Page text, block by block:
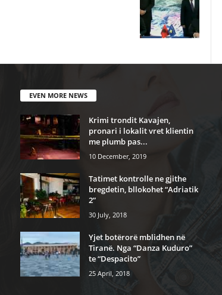
EVEN MORE NEWS
Krimi trondit Kavajen,
pronari i lokalit vret klientin
me plumb pas...
10 December, 2019
Tatimet kontrolle ne gjithe
bregdetin, bllokohet “Adriatik
2”
30 July, 2018
Yjet botërorë mblidhen në
Tiranë. Nga “Danza Kuduro”
te “Despacito”
25 April, 2018